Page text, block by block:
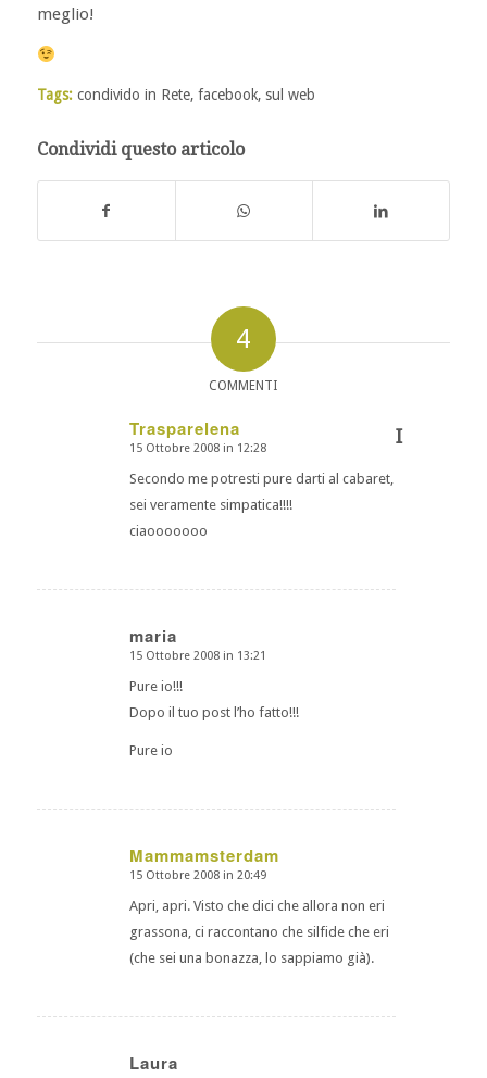
meglio!
Tags: condivido in Rete, facebook, sul web
Condividi questo articolo
4
COMMENTI
Trasparelena
dice:
15 Ottobre 2008 in 12:28
Secondo me potresti pure darti al cabaret,
sei veramente simpatica!!!!
ciaooooooo
maria
dice:
15 Ottobre 2008 in 13:21
Pure io!!!
Dopo il tuo post l’ho fatto!!!
Pure io
Mammamsterdam
dice:
15 Ottobre 2008 in 20:49
Apri, apri. Visto che dici che allora non eri
grassona, ci raccontano che silfide che eri
(che sei una bonazza, lo sappiamo già).
Laura
I